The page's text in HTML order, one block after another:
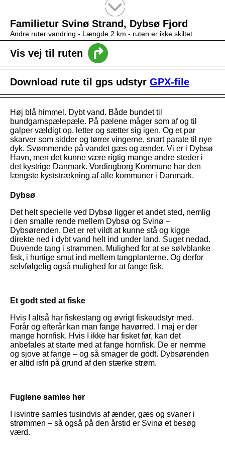
intro
Vejledning
Familietur Svinø Strand, Dybsø Fjord
Andre ruter vandring - Længde 2 km - ruten er ikke skiltet
Vis vej til ruten
Download rute til gps udstyr GPX-file
Høj blå himmel. Dybt vand. Både bundet til
bundgarnspælepæle. På pælene måger som af og til
galper vældigt op, letter og sætter sig igen. Og et par
skarver som sidder og tørrer vingerne, snart parate til nye
dyk. Svømmende på vandet gæs og ænder. Vi er i Dybsø
Havn, men det kunne være rigtig mange andre steder i
det kystrige Danmark. Vordingborg Kommune har den
længste kyststrækning af alle kommuner i Danmark.
Dybsø
Det helt specielle ved Dybsø ligger et andet sted, nemlig
i den smalle rende mellem Dybsø og Svinø –
Dybsørenden. Det er ret vildt at kunne stå og kigge
direkte ned i dybt vand helt ind under land. Suget nedad.
Duvende tang i strømmen. Mulighed for at se sølvblanke
fisk, i hurtige smut ind mellem tangplanterne. Og derfor
selvfølgelig også mulighed for at fange fisk.
Et godt sted at fiske
Hvis I altså har fiskestang og øvrigt fiskeudstyr med.
Forår og efterår kan man fange havørred. I maj er der
mange hornfisk. Hvis I ikke har fisket før, kan det
anbefales at starte med at fange hornfisk. De er nemme
og sjove at fange – og så smager de godt. Dybsørenden
er altid isfri på grund af den stærke strøm.
Fuglene samles her
I isvintre samles tusindvis af ænder, gæs og svaner i
strømmen – så også på den årstid er Svinø et besøg
værd.